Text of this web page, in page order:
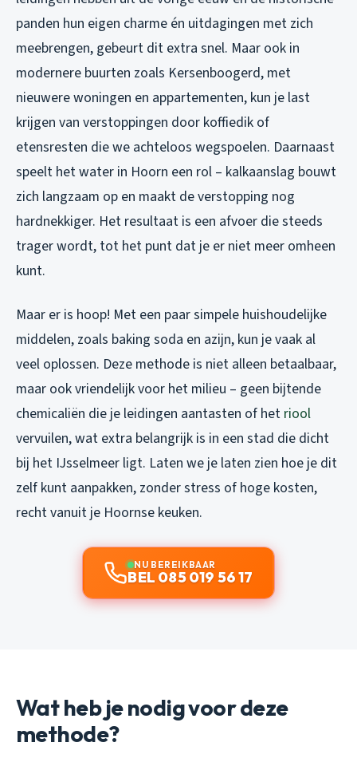
panden hun eigen charme én uitdagingen met zich
meebrengen, gebeurt dit extra snel. Maar ook in
modernere buurten zoals Kersenboogerd, met
nieuwere woningen en appartementen, kun je last
krijgen van verstoppingen door koffiedik of
etensresten die we achteloos wegspoelen. Daarnaast
speelt het water in Hoorn een rol – kalkaanslag bouwt
zich langzaam op en maakt de verstopping nog
hardnekkiger. Het resultaat is een afvoer die steeds
trager wordt, tot het punt dat je er niet meer omheen
kunt.
Maar er is hoop! Met een paar simpele huishoudelijke
middelen, zoals baking soda en azijn, kun je vaak al
veel oplossen. Deze methode is niet alleen betaalbaar,
maar ook vriendelijk voor het milieu – geen bijtende
chemicaliën die je leidingen aantasten of het riool
vervuilen, wat extra belangrijk is in een stad die dicht
bij het IJsselmeer ligt. Laten we je laten zien hoe je dit
zelf kunt aanpakken, zonder stress of hoge kosten,
recht vanuit je Hoornse keuken.
NU BEREIKBAAR
BEL 085 019 56 17
Wat heb je nodig voor deze
methode?